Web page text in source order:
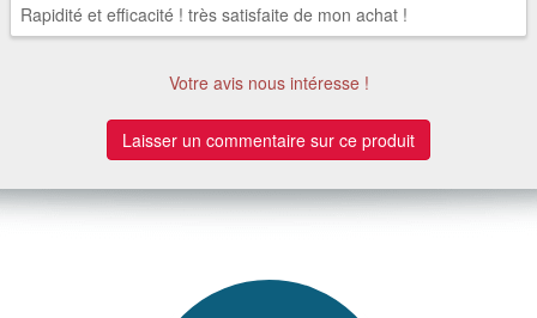
Rapidité et efficacité ! très satisfaite de mon achat !
Votre avis nous intéresse !
Laisser un commentaire sur ce produit